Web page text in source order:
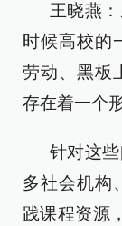
王晓燕
时候高校的
劳动、黑板
存在着一个
针对这
多社会机构
践课程资源